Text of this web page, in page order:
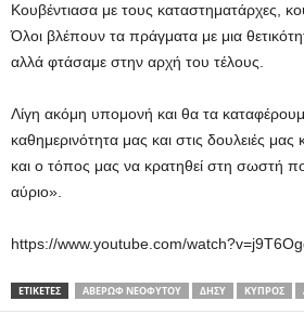
Κουβέντιασα με τους καταστηματάρχες,
Όλοι βλέπουν τα πράγματα με μια
αλλά φτάσαμε στην αρχή του τέλους.
Λίγη ακόμη υπομονή και θα τα
καθημερινότητα μας και στις δουλειές μας
και ο τόπος μας να κρατηθεί στη σωστή
αύριο».
https://www.youtube.com/
ΕΤΙΚΕΤΕΣ ΑΒΈΡΩΦ ΝΕΟΦΎΤΟΥ ΔΗΣΥ ΚΎΠΡΟΣ